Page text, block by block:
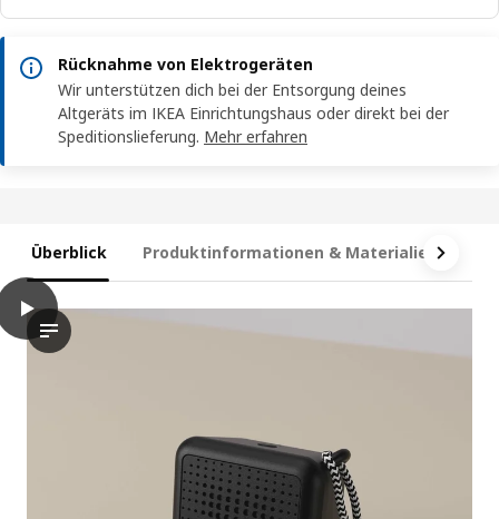
Rücknahme von Elektrogeräten
Wir unterstützen dich bei der Entsorgung deines
Altgeräts im IKEA Einrichtungshaus oder direkt bei der
Speditionslieferung. Mehr erfahren
Überblick Produktinformationen & Materialien
play
Entdecken Sie den tragbaren Bluetooth-Lautsprecher
VAPPEBY Bluetooth®-Lautsprecher, tragbar, wasserdicht/weiß